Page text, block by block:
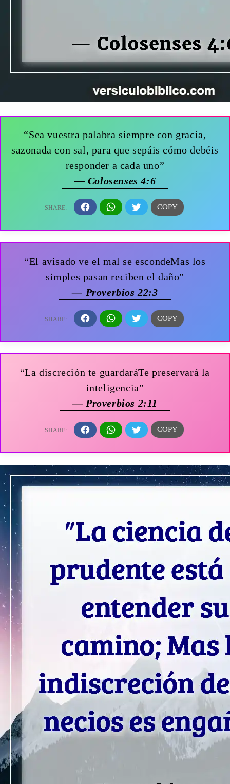
“Sea vuestra palabra siempre con gracia,
sazonada con sal, para que sepáis cómo debéis
responder a cada uno”
— Colosenses 4:6
“El avisado ve el mal se escondeMas los
simples pasan reciben el daño”
— Proverbios 22:3
“La discreción te guardaráTe preservará la
inteligencia”
— Proverbios 2:11